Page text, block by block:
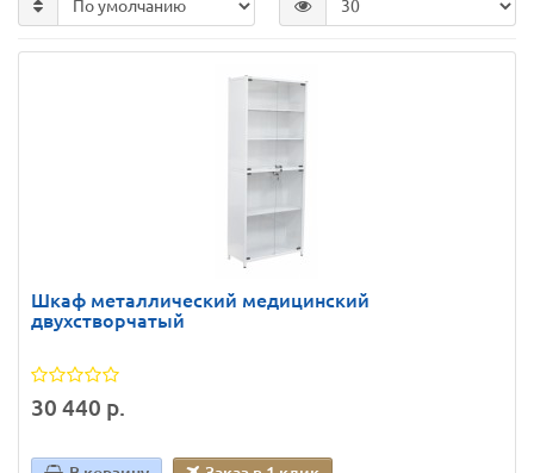
Шкаф металлический медицинский
двухстворчатый
30 440 р.